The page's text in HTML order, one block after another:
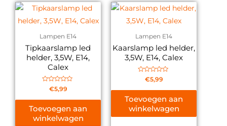
Lampen E14
Tipkaarslamp led
helder, 3,5W, E14,
Calex
Gewaardeerd
uit
€5,99
Toevoegen aan
winkelwagen
Lampen E14
Kaarslamp led helder,
3,5W, E14, Calex
Gewaardeerd
uit
€5,99
Toevoegen aan
winkelwagen